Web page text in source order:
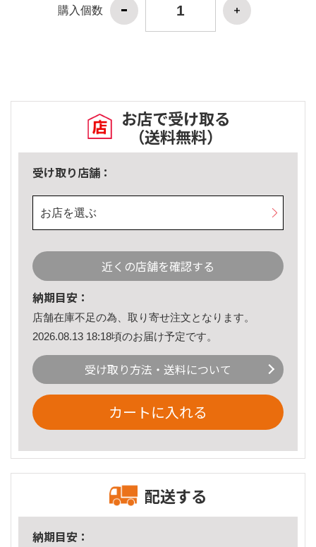
購入個数
お店で受け取る
（送料無料）
受け取り店舗：
お店を選ぶ
近くの店舗を確認する
納期目安：
店舗在庫不足の為、取り寄せ注文となります。
2026.08.13 18:18頃のお届け予定です。
受け取り方法・送料について
カートに入れる
配送する
納期目安：